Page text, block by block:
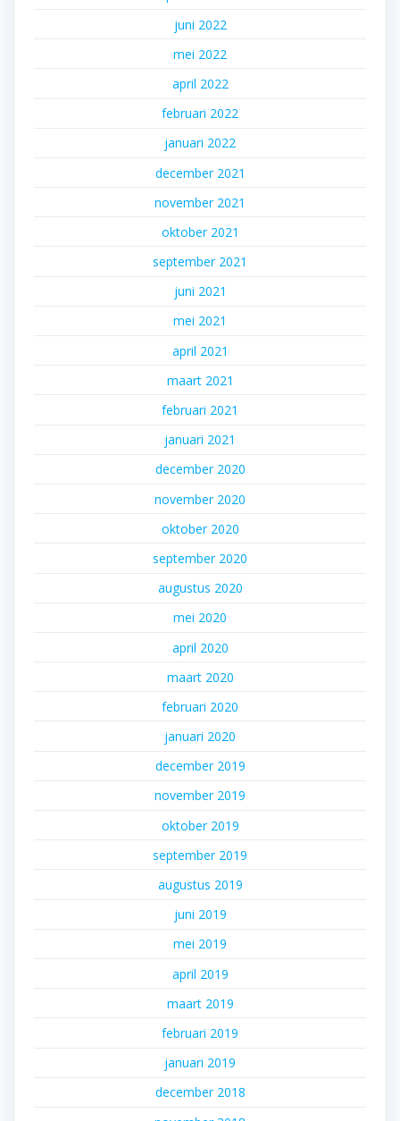
juni 2022
mei 2022
april 2022
februari 2022
januari 2022
december 2021
november 2021
oktober 2021
september 2021
juni 2021
mei 2021
april 2021
maart 2021
februari 2021
januari 2021
december 2020
november 2020
oktober 2020
september 2020
augustus 2020
mei 2020
april 2020
maart 2020
februari 2020
januari 2020
december 2019
november 2019
oktober 2019
september 2019
augustus 2019
juni 2019
mei 2019
april 2019
maart 2019
februari 2019
januari 2019
december 2018